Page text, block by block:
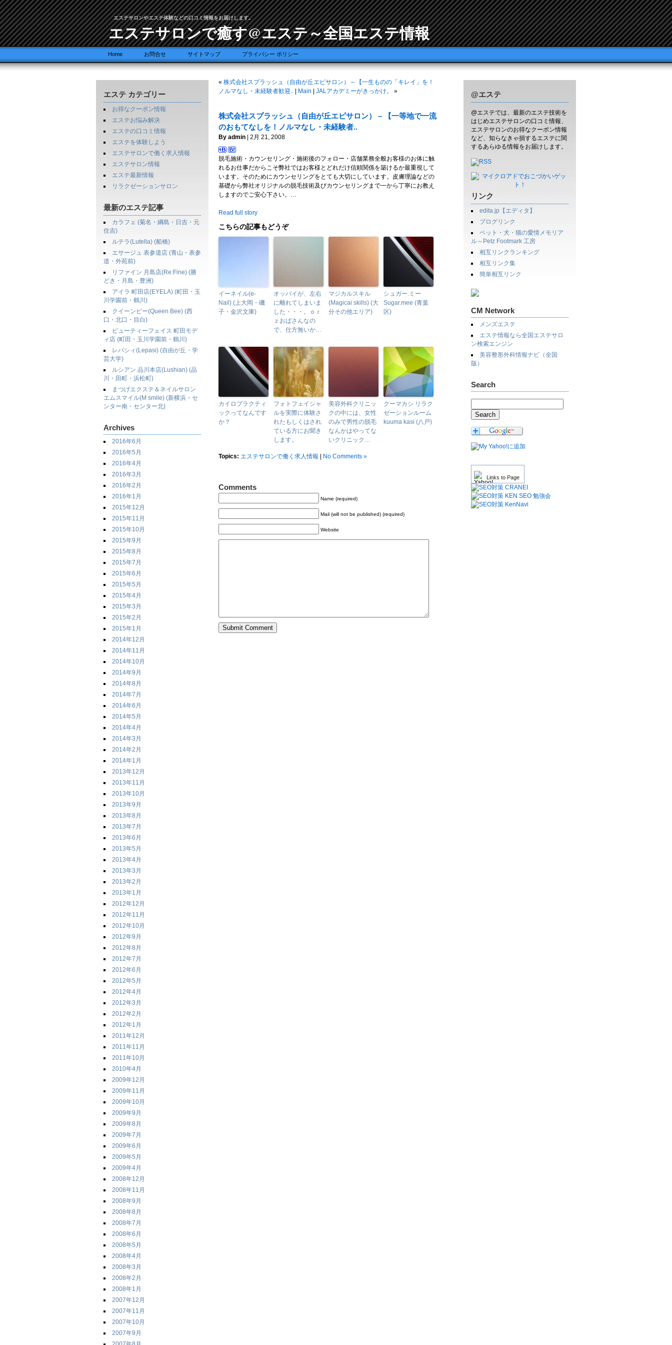
エステサロンやエステ体験などの口コミ情報をお届けします。
エステサロンで癒す@エステ～全国エステ情報
Home お問合せ サイトマップ プライバシー ポリシー
エステ カテゴリー
お得なクーポン情報
エステお悩み解決
エステの口コミ情報
エステを体験しよう
エステサロンで働く求人情報
エステサロン情報
エステ最新情報
リラクゼーションサロン
最新のエステ記事
カラフェ (菊名・綱島・日吉・元
住吉)
ルテラ(Lutella) (船橋)
エサージュ 表参道店 (青山・表参
道・外苑前)
リファイン 月島店(Re:Fine) (勝
どき・月島・豊洲)
アイラ 町田店(EYELA) (町田・玉
川学園前・鶴川)
クイーンビー(Queen Bee) (西
口・北口・目白)
ビューティーフェイス 町田モデ
ィ店 (町田・玉川学園前・鶴川)
レパシィ(Lepasi) (自由が丘・学
芸大学)
ルシアン 品川本店(Lushian) (品
川・田町・浜松町)
まつげエクステ＆ネイルサロン
エムスマイル(M smile) (新横浜・セ
ンター南・センター北)
Archives
2016年6月
2016年5月
2016年4月
2016年3月
2016年2月
2016年1月
2015年12月
2015年11月
2015年10月
2015年9月
2015年8月
2015年7月
2015年6月
2015年5月
2015年4月
2015年3月
2015年2月
2015年1月
2014年12月
2014年11月
2014年10月
2014年9月
2014年8月
2014年7月
2014年6月
2014年5月
2014年4月
2014年3月
2014年2月
2014年1月
2013年12月
2013年11月
2013年10月
2013年9月
2013年8月
2013年7月
2013年6月
2013年5月
2013年4月
2013年3月
2013年2月
2013年1月
2012年12月
2012年11月
2012年10月
2012年9月
2012年8月
2012年7月
2012年6月
2012年5月
2012年4月
2012年3月
2012年2月
2012年1月
2011年12月
2011年11月
2011年10月
2010年4月
2009年12月
2009年11月
2009年10月
2009年9月
2009年8月
2009年7月
2009年6月
2009年5月
2009年4月
2008年12月
2008年11月
2008年9月
2008年8月
2008年7月
2008年6月
2008年5月
2008年4月
2008年3月
2008年2月
2008年1月
2007年12月
2007年11月
2007年10月
2007年9月
@エステ
@エステでは、最新のエステ技術を
はじめエステサロンの口コミ情報、
エステサロンのお得なクーポン情報
など、知らなきゃ損するエステに関
するあらゆる情報をお届けします。
リンク
edita.jp【エディタ】
ブログリンク
ペット・犬・猫の愛情メモリア
ル～Petz Footmark 工房
相互リンクランキング
相互リンク集
簡単相互リンク
CM Network
メンズエステ
エステ情報なら全国エステサロ
ン検索エンジン
美容整形外科情報ナビ（全国
版）
Search
Links to Page
« 株式会社スプラッシュ（自由が丘エピサロン） – 【一生ものの「キレイ」を！
ノルマなし・未経験者歓迎..
Main JALアカデミーがきっかけ。 »
株式会社スプラッシュ（自由が丘エピサロン） – 【一等地で一流
のおもてなしを！ノルマなし・未経験者..
By admin | 2月 21, 2008
脱毛施術・カウンセリング・施術後のフォロー・店舗業務全般お客様のお体に触
れるお仕事だからこそ弊社ではお客様とどれだけ信頼関係を築けるか最重視して
います。そのためにカウンセリングをとても大切にしています。皮膚理論などの
基礎から弊社オリジナルの脱毛技術及びカウンセリングまで一から丁寧にお教え
しますのでご安心下さい。…
Read full story
こちらの記事もどうぞ
イーネイル(e-
Nail) (上大岡・磯
子・金沢文庫)
オッパイが、左右
に離れてしまいま
した・・・。ｏｒ
ｚおばさんなの
で、仕方無いか…
マジカルスキル
(Magicai skills) (大
分その他エリア)
シュガー.ミー
Sugar.mee (青葉
区)
カイロプラクティ
ックってなんです
か？
フォトフェイシャ
ルを実際に体験さ
れたもしくはされ
ている方にお聞き
します。
美容外科クリニッ
クの中には、女性
のみで男性の脱毛
なんかはやってな
いクリニック…
クーマカシ リラク
ゼーションルーム
kuuma kasi (八戸)
Topics: エステサロンで働く求人情報 No Comments »
Comments
Name (required)
Mail (will not be published) (required)
Website